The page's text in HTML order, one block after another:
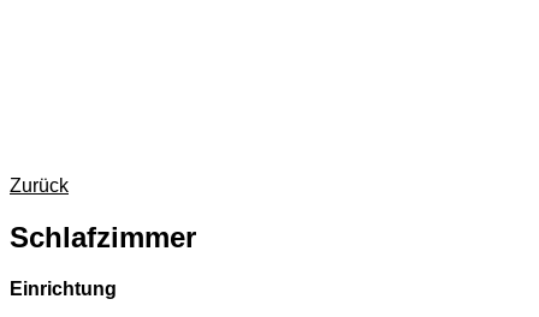
Zurück
Schlafzimmer
Einrichtung